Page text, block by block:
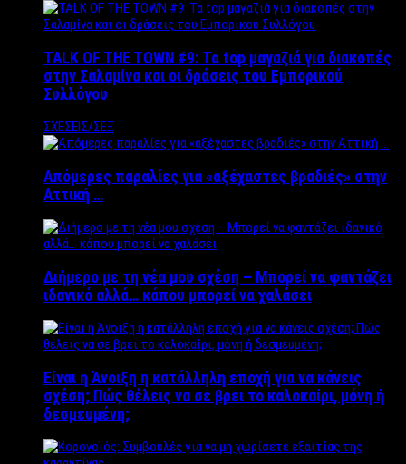
TALK OF THE TOWN #9: Τα top μαγαζιά για διακοπές
στην Σαλαμίνα και οι δράσεις του Εμπορικού
Συλλόγου
ΣΧΕΣΕΙΣ/ΣΕΞ
Απόμερες παραλίες για «αξέχαστες βραδιές» στην
Αττική …
Διήμερο με τη νέα μου σχέση – Μπορεί να φαντάζει
ιδανικό αλλά… κάπου μπορεί να χαλάσει
Είναι η Άνοιξη η κατάλληλη εποχή για να κάνεις
σχέση; Πώς θέλεις να σε βρει το καλοκαίρι, μόνη ή
δεσμευμένη;